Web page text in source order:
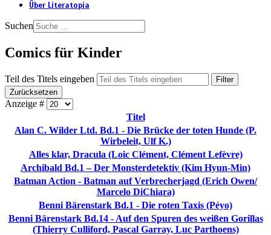
Über Literatopia
Suchen
Comics für Kinder
Teil des Titels eingeben
Filter
Zurücksetzen
Anzeige #
Titel
Alan C. Wilder Ltd. Bd.1 - Die Brücke der toten Hunde (P.
Wirbeleit, Ulf K.)
Alles klar, Dracula (Loic Clément, Clément Lefèvre)
Archibald Bd.1 – Der Monsterdetektiv (Kim Hyun-Min)
Batman Action - Batman auf Verbrecherjagd (Erich Owen/
Marcelo DiChiara)
Benni Bärenstark Bd.1 - Die roten Taxis (Péyo)
Benni Bärenstark Bd.14 - Auf den Spuren des weißen Gorillas
(Thierry Culliford, Pascal Garray, Luc Parthoens)